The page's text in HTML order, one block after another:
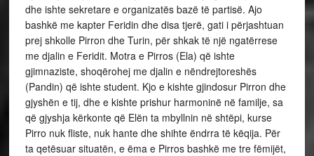
dhe ishte sekretare e organizatës bazë të partisë. Ajo
bashkë me kapter Feridin dhe disa tjerë, gati i përjashtuan
prej shkolle Pirron dhe Turin, për shkak të një ngatërrese
me djalin e Feridit. Motra e Pirros (Ela) që ishte
gjimnaziste, shoqërohej me djalin e nëndrejtoreshës
(Pandin) që ishte student. Kjo e kishte gjindosur Pirron dhe
gjyshën e tij, dhe e kishte prishur harmoninë në familje, sa
që gjyshja kërkonte që Elën ta mbyllnin në shtëpi, kurse
Pirro nuk fliste, nuk hante dhe shihte ëndrra të këqija. Për
ta qetësuar situatën, e ëma e Pirros bashkë me tre fëmijët,